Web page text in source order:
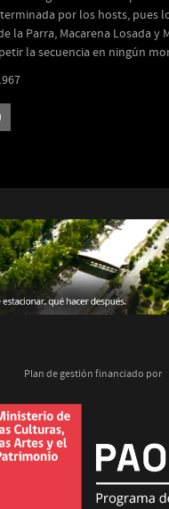
por los hosts, pues
la Parra, Macarena Losada y
la secuencia en ningún
Plan de gestión financiado por